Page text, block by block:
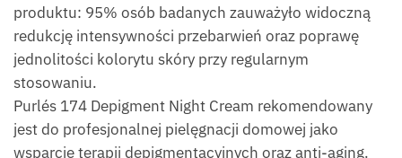
produktu: 95% osób badanych zauważyło widoczną
redukcję intensywności przebarwień oraz poprawę
jednolitości kolorytu skóry przy regularnym
stosowaniu.
Purlés 174 Depigment Night Cream rekomendowany
jest do profesjonalnej pielęgnacji domowej jako
wsparcie terapii depigmentacyjnych oraz anti-aging.